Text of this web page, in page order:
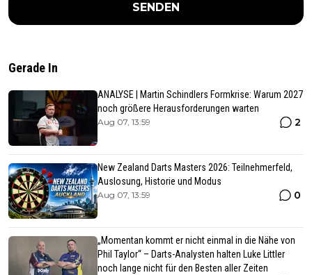
SENDEN
Gerade In
ANALYSE | Martin Schindlers Formkrise: Warum 2027
noch größere Herausforderungen warten
Aug 07, 13:59 2
New Zealand Darts Masters 2026: Teilnehmerfeld,
Auslosung, Historie und Modus
Aug 07, 13:59 0
„Momentan kommt er nicht einmal in die Nähe von
Phil Taylor“ – Darts-Analysten halten Luke Littler
noch lange nicht für den Besten aller Zeiten